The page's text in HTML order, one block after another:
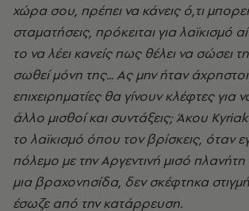
χώρα σου, πρέπει να κάνεις ό,τι
σταματήσεις, πρόκειται για λαϊκισμό
το να λέει κανείς πως θέλει να σώσει
σωθεί μόνη της... Ας μην ήταν
επιχειρηματίες θα γίνουν κλέφτες για
άλλο μισθοί και συντάξεις; Άκου
το λαϊκισμό όπου τον βρίσκεις, όταν
πόλεμο με την Αργεντινή μισό
μια βραχονησίδα, δεν σκέφτηκα
έσωζε από την κατάρρευση.